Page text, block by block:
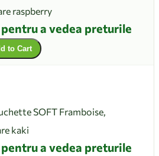
raspberry
a vedea preturile
to Cart
SOFT Framboise,
kaki
a vedea preturile